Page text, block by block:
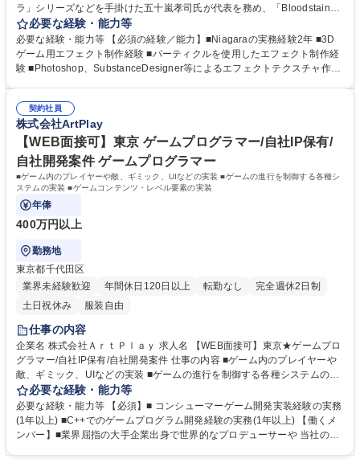
ラ」シリーズなどを手掛けた五十嵐孝司氏が代表を務め、「Bloodstaine
d」シリーズを自社開発でリリースしている当社にて、エフェクトデザイ
ナーをお任せいたします。 【詳細】■アクションゲームの3Dアクションゲ
ームのリアルタイムエフェクトの作成 【求める人物像】■ゲームが好きな
方■色彩設計とアニメーション表現に優れ、印象的で没入感のあるエフェ
めスピード感を持って業務に取り組める方■受け身にならず自ら仕事を探
して動ける方 募集職種 【エフェクトデザイナー/千代田区】有名ゲームク
リエイターの設立会社◎
必要な経験・能力等
必要な経験・能力等 【必須の経験／能力】■Niagaraの実務経験2年 ■3D
ゲーム用エフェクト制作経験 ■パーティクルを使用したエフェクト制作経
験 ■Photoshop、SubstanceDesigner等によるエフェクトテクスチャ作成
力■企画、エンジニア、アートに対して知見がある方■AfterEffect等、アニ
メーションソフトを使用できること■外部パートナーに対してのディレク
ション・管理業務経験■ゲームエフェクト制作に関するワークフローの設
計、構築■ゲーム開発のエフェクト制作における監修、クオリティ管理 学
歴・資格 学歴：大学院 大学 高専 短大 専修学校 高校 語学力： 資格：
契約社員
株式会社ArtPlay
【WEB面接可】東京 ゲームプログラマー/自社IP保有/
自社開発案件 ゲームプログラマー
■ゲーム内のプレイヤーや敵、ギミック、UIなどの実装 ■ゲームの進行を制御する各種シ
ステムの実装 ■ゲームコンテンツ・レベル要素の実装
年俸
400万円以上
勤務地
東京都千代田区
業界未経験歓迎
年間休日120日以上 転勤なし
完全週休2日制
土日祝休み
服装自由
仕事の内容
企業名 株式会社ＡｒｔＰｌａｙ 求人名 【WEB面接可】東京★ゲームプロ
グラマー/自社IP保有/自社開発案件 仕事の内容 ■ゲーム内のプレイヤーや
敵、ギミック、UIなどの実装 ■ゲームの進行を制御する各種システムの実
装 ■ゲームコンテンツ・レベル要素の実装 ■ゲームUIの実装、制作支援を
行うツールの構築 【使用ツール・言語】 Unreal Engin5、 C++ ■世界的に
有名な五十嵐孝司のもと、社内全員で意見を交わし合いながらゲーム開発
を進めています。部門や役職に捉われずあなたの意見に耳を傾けてくれる
必要な経験・能力等
必要な経験・能力等 【必須】■ コンシューマーゲーム開発実装経験の実務
(1年以上) ■C++でのゲームプログラム開発経験の実務(1年以上) 【働くメ
ンバー】■業界屈指の大手企業出身で世界的なプロデューサーや 当社のデ